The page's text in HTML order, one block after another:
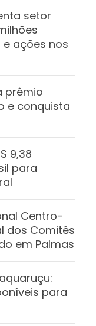
setor
ações nos
prêmio
e conquista
9,38
para
Centro-
dos Comitês
em Palmas
para